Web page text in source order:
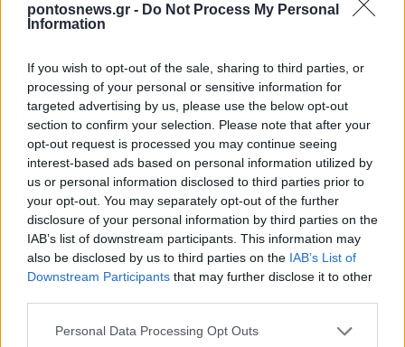
pontosnews.gr - Do Not Process My Personal
Information
If you wish to opt-out of the sale, sharing to third parties, or
processing of your personal or sensitive information for
targeted advertising by us, please use the below opt-out
section to confirm your selection. Please note that after your
opt-out request is processed you may continue seeing
interest-based ads based on personal information utilized by
us or personal information disclosed to third parties prior to
your opt-out. You may separately opt-out of the further
disclosure of your personal information by third parties on the
IAB’s list of downstream participants. This information may
also be disclosed by us to third parties on the IAB’s List of
Downstream Participants that may further disclose it to other
Please note that this website/app uses one or more Google
Personal Data Processing Opt Outs
ΣΥΛΛΟΓΟΙ
Μέριμνα Ποντίων Κυριών: Με «Τα δάκρυα των αγίων» τίμησε
την Παγκόσμια Ημέρα Ποίησης
23/03/2026 - 6:16μμ